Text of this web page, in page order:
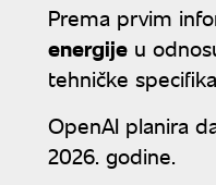
Prema prvim
energije u
tehničke
OpenAI planira
2026. godine.